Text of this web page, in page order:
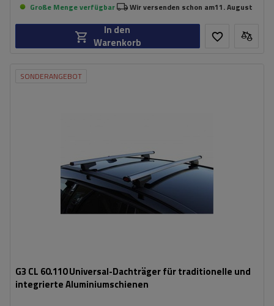
Große Menge verfügbar Wir versenden schon am11. August
In den
Warenkorb
SONDERANGEBOT
G3 CL 60.110 Universal-Dachträger für traditionelle und
integrierte Aluminiumschienen